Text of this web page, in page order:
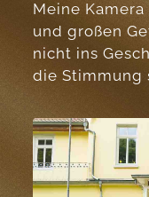
Meine
und großen
nicht ins
die Stimmung